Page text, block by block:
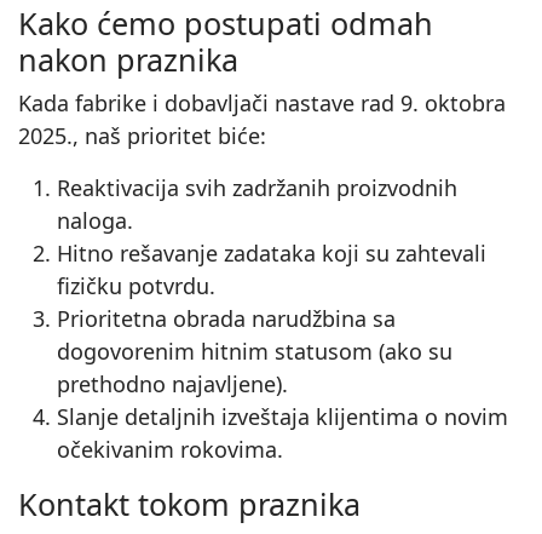
Kako ćemo postupati odmah
nakon praznika
Kada fabrike i dobavljači nastave rad 9. oktobra
2025., naš prioritet biće:
Reaktivacija svih zadržanih proizvodnih
naloga.
Hitno rešavanje zadataka koji su zahtevali
fizičku potvrdu.
Prioritetna obrada narudžbina sa
dogovorenim hitnim statusom (ako su
prethodno najavljene).
Slanje detaljnih izveštaja klijentima o novim
očekivanim rokovima.
Kontakt tokom praznika